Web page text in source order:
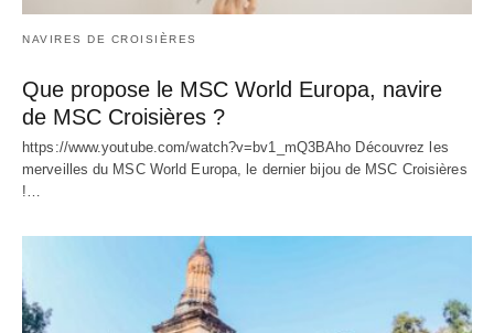
NAVIRES DE CROISIÈRES
Que propose le MSC World Europa, navire
de MSC Croisières ?
https://www.youtube.com/watch?v=bv1_mQ3BAho Découvrez les
merveilles du MSC World Europa, le dernier bijou de MSC Croisières
!…